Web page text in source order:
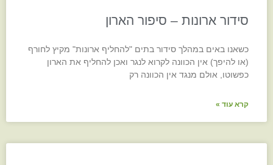
סידור ארונות – סיפור הארון
כשאנו באים במהלך סידור בתים "להחליף ארונות" מקיץ לחורף
(או להיפך) אין הכוונה לקרוא לנגר ואכן להחליף את הארון
כפשוטו, אולם מנגד אין הכוונה רק
קרא עוד »